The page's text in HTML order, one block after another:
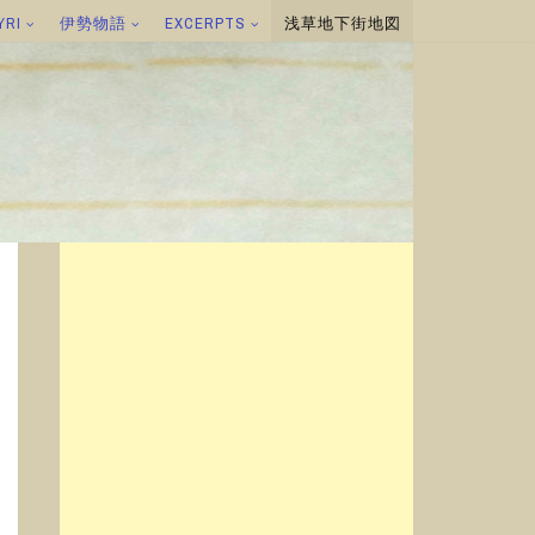
伊勢物語 EXCERPTS 浅草地下街地図